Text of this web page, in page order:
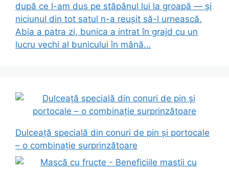
după ce l-am dus pe stăpânul lui la groapă — și
niciunul din tot satul n-a reușit să-l urnească.
Abia a patra zi, bunica a intrat în grajd cu un
lucru vechi al bunicului în mână…
Dulceață specială din conuri de pin și portocale
– o combinație surprinzătoare